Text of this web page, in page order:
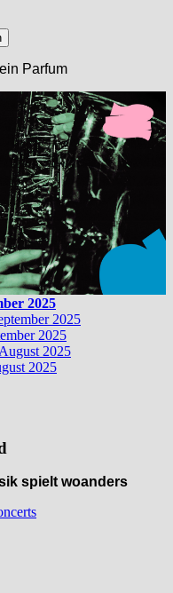
Parfum
2025
2025
2025
spielt woanders